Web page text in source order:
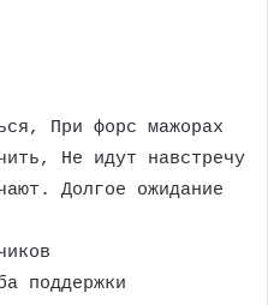
При форс мажорах
Не идут навстречу
Долгое ожидание
поддержки